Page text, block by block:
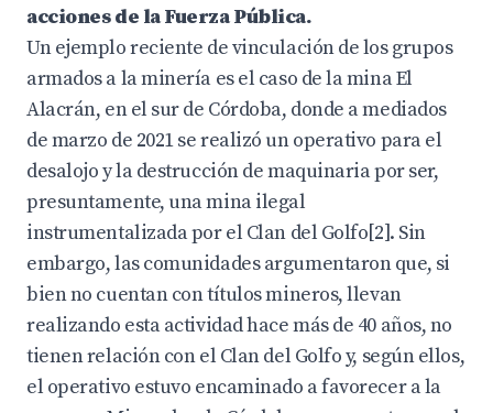
acciones de la Fuerza Pública.
Un ejemplo reciente de vinculación de los grupos
armados a la minería es el caso de la mina El
Alacrán, en el sur de Córdoba, donde a mediados
de marzo de 2021 se realizó un operativo para el
desalojo y la destrucción de maquinaria por ser,
presuntamente, una mina ilegal
instrumentalizada por el Clan del Golfo[2]. Sin
embargo, las comunidades argumentaron que, si
bien no cuentan con títulos mineros, llevan
realizando esta actividad hace más de 40 años, no
tienen relación con el Clan del Golfo y, según ellos,
el operativo estuvo encaminado a favorecer a la